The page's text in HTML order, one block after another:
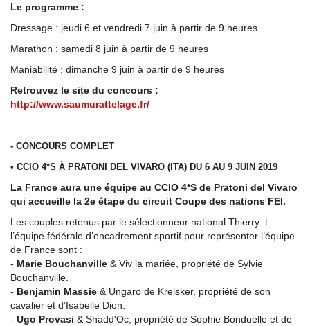
Le programme :
Dressage : jeudi 6 et vendredi 7 juin à partir de 9 heures
Marathon : samedi 8 juin à partir de 9 heures
Maniabilité : dimanche 9 juin à partir de 9 heures
Retrouvez le site du concours :
http://www.saumurattelage.fr/
- CONCOURS COMPLET
• CCIO 4*S À PRATONI DEL VIVARO (ITA) DU 6 AU 9 JUIN 2019
La France aura une équipe au CCIO 4*S de Pratoni del Vivaro
qui accueille la 2e étape du circuit Coupe des nations FEI.
Les couples retenus par le sélectionneur national Thierry t
l’équipe fédérale d’encadrement sportif pour représenter l’équipe
de France sont :
- Marie Bouchanville & Viv la mariée, propriété de Sylvie
Bouchanville.
- Benjamin Massie & Ungaro de Kreisker, propriété de son
cavalier et d’Isabelle Dion.
- Ugo Provasi & Shadd'Oc, propriété de Sophie Bonduelle et de